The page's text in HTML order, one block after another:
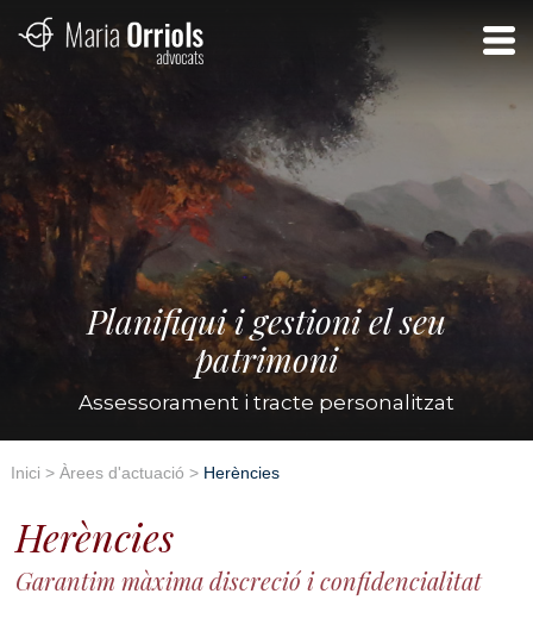
Planifiqui i gestioni el seu
patrimoni
Assessorament i tracte personalitzat
Inici > Àrees d'actuació > Herències
Herències
Garantim màxima discreció i confidencialitat